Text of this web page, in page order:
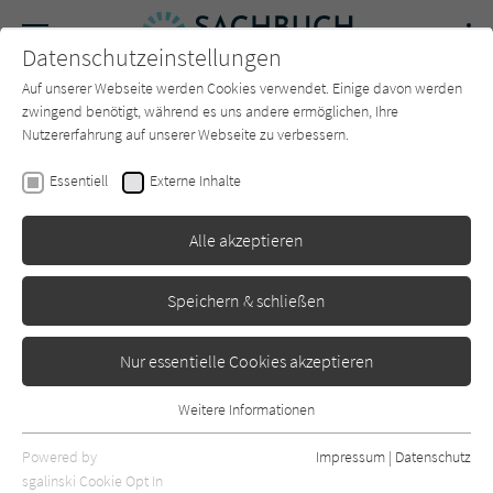
SUCHE Forum Charts Newsletter
Eva Gengler
Künstliche Intelligenz
gestalten sollten, um die
Welt für alle gerechter zu
machen
Erschienen: Februar 2025 0
Datenschutzeinstellungen
Auf unserer Webseite werden Cookies verwendet. Einige davon werden
zwingend benötigt, während es uns andere ermöglichen, Ihre
Nutzererfahrung auf unserer Webseite zu verbessern.
Essentiell Externe Inhalte
Alle akzeptieren
Speichern & schließen
Nur essentielle Cookies akzeptieren
Essentielle Cookies werden für grundlegende Funktionen der
Webseite benötigt. Dadurch ist gewährleistet, dass die Webseite
Weitere Informationen
Powered by
sgalinski Cookie Opt In
Impressum | Datenschutz